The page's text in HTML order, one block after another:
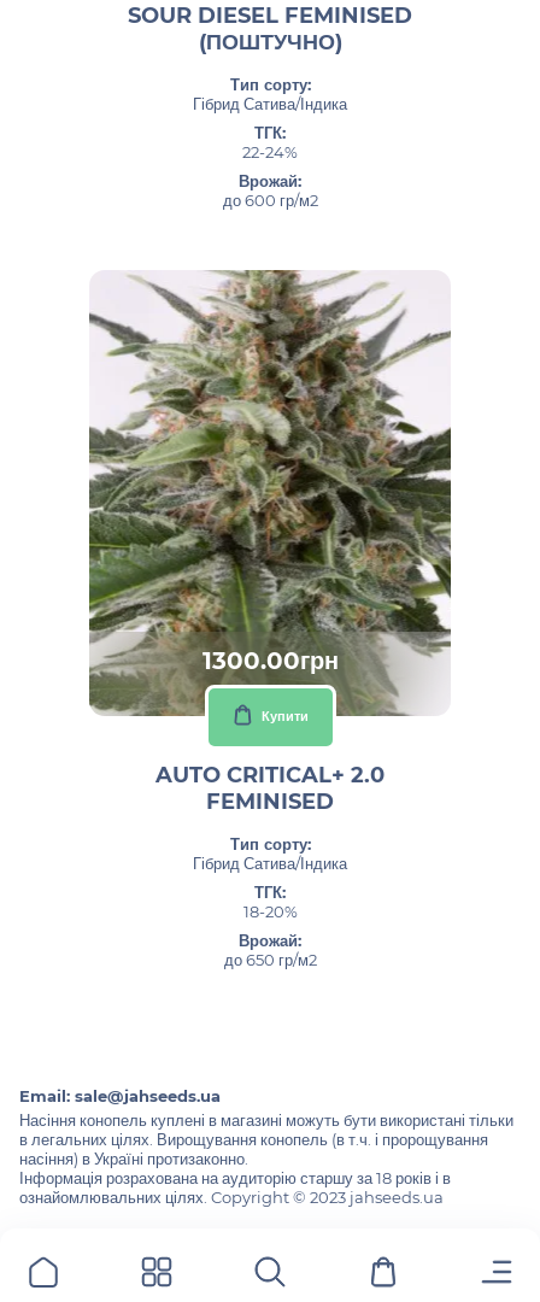
SOUR DIESEL FEMINISED
(ПОШТУЧНО)
Тип сорту:
Гібрид Сатива/Індика
ТГК:
22-24%
Врожай:
до 600 гр/м2
1300.00грн
Купити
AUTO CRITICAL+ 2.0
FEMINISED
Тип сорту:
Гібрид Сатива/Індика
ТГК:
18-20%
Врожай:
до 650 гр/м2
Email: sale@jahseeds.ua
Насіння конопель куплені в магазині можуть бути використані тільки
в легальних цілях. Вирощування конопель (в т.ч. і пророщування
насіння) в Україні протизаконно.
Інформація розрахована на аудиторію старшу за 18 років і в
ознайомлювальних цілях. Copyright © 2023 jahseeds.ua